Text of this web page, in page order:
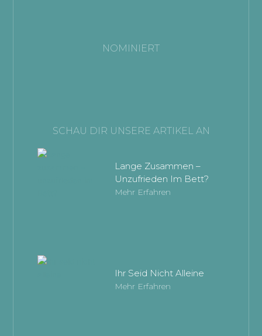
NOMINIERT
SCHAU DIR UNSERE ARTIKEL AN
Lange Zusammen –
Unzufrieden Im Bett?
Mehr Erfahren
Ihr Seid Nicht Alleine
Mehr Erfahren